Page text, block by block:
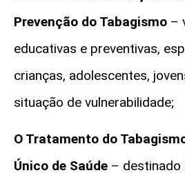
Prevenção do Tabagismo –
educativas e preventivas,
crianças, adolescentes,
situação de vulnerabilidade;
O Tratamento do
Único de Saúde – destinado